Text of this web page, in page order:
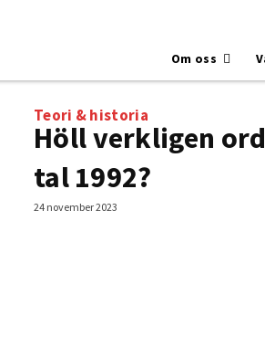
Om oss
Teori & historia
Höll verkligen
tal 1992?
24 november 2023